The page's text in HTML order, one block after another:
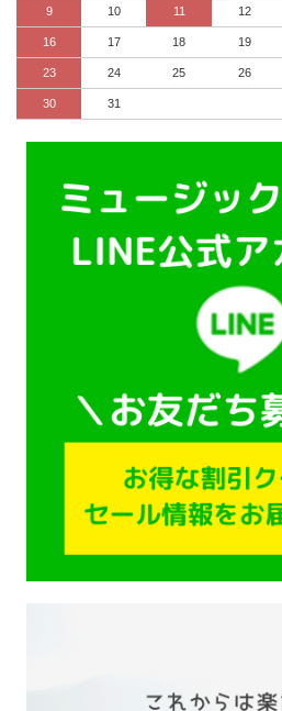
9 10 11 12
16 17 18 19
23 24 25 26
30 31